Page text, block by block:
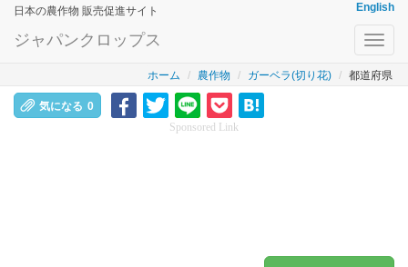
日本の農作物 販売促進サイト English
ジャパンクロップス
ホーム 農作物 ガーベラ(切り花) 都道府県
気になる 0
Sponsored Link